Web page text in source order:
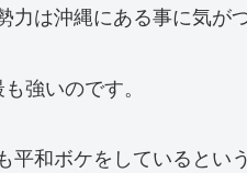
は沖縄にある事に気が
強いのです。
和ボケをしているとい